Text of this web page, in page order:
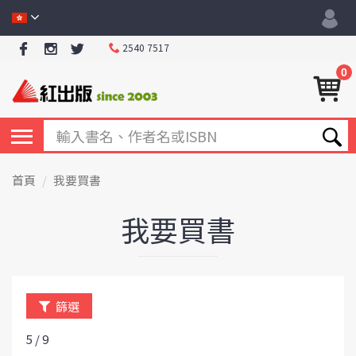
2540 7517
0
首頁 我要買書
我要買書
篩選
5 / 9